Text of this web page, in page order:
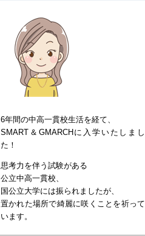
6年間の中高一貫校生活を経て、
SMART＆GMARCHに入学いたしまし
た！
思考力を伴う試験がある
公立中高一貫校、
国公立大学には振られましたが、
置かれた場所で綺麗に咲くことを祈って
います。